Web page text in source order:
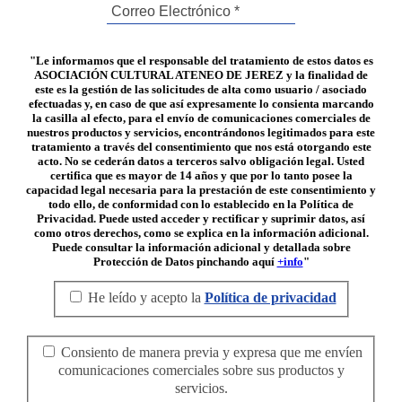
"Le informamos que el responsable del tratamiento de estos datos es
ASOCIACIÓN CULTURAL ATENEO DE JEREZ y la finalidad de
este es la gestión de las solicitudes de alta como usuario / asociado
efectuadas y, en caso de que así expresamente lo consienta marcando
la casilla al efecto, para el envío de comunicaciones comerciales de
nuestros productos y servicios, encontrándonos legitimados para este
tratamiento a través del consentimiento que nos está otorgando este
acto. No se cederán datos a terceros salvo obligación legal. Usted
certifica que es mayor de 14 años y que por lo tanto posee la
capacidad legal necesaria para la prestación de este consentimiento y
todo ello, de conformidad con lo establecido en la Política de
Privacidad. Puede usted acceder y rectificar y suprimir datos, así
como otros derechos, como se explica en la información adicional.
Puede consultar la información adicional y detallada sobre
Protección de Datos pinchando aquí +info"
He leído y acepto la Política de privacidad
Consiento de manera previa y expresa que me envíen
comunicaciones comerciales sobre sus productos y
servicios.